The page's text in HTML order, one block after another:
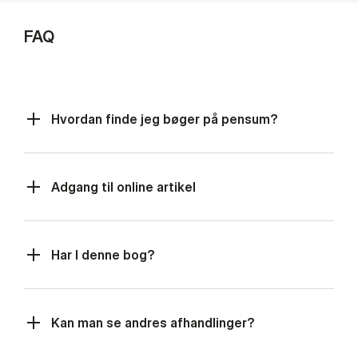
FAQ
Hvordan finde jeg bøger på pensum?
Adgang til online artikel
Har I denne bog?
Kan man se andres afhandlinger?